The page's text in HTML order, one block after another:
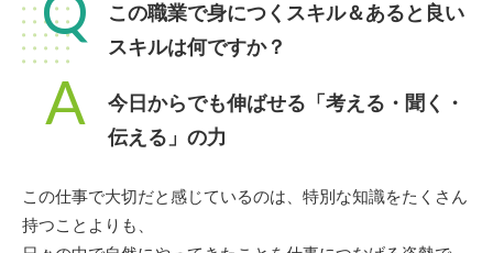
この職業で身につくスキル＆あると良い
スキルは何ですか？
A
今日からでも伸ばせる「考える・聞く・
伝える」の力
この仕事で大切だと感じているのは、特別な知識をたくさん
持つことよりも、